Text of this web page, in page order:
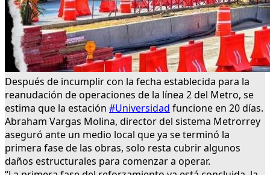
Después de incumplir con la fecha establecida para la
reanudación de operaciones de la línea 2 del Metro, se
estima que la estación #Universidad funcione en 20 días.
Abraham Vargas Molina, director del sistema Metrorrey
aseguró ante un medio local que ya se terminó la
primera fase de las obras, solo resta cubrir algunos
daños estructurales para comenzar a operar.